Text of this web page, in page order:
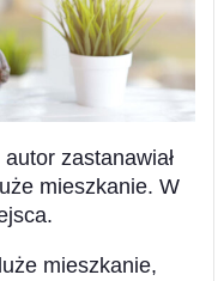
zastanawiał
mieszkanie. W
mieszkanie,